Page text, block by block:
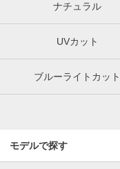
ナチュラル
UVカット
ブルーライトカット
モデルで探す